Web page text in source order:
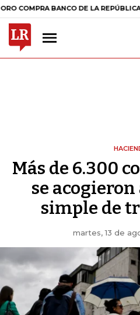
BANCO DE LA REPÚBLICA $
Más de 6.300
se
simple de
martes, 13 de